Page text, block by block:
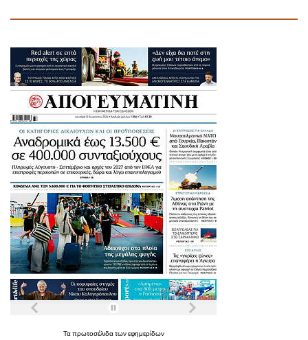
Ταπρωτοσέλιδατωνεφημερίδων